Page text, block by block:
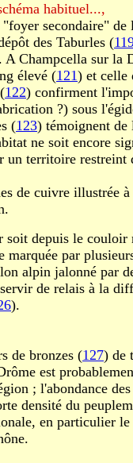
habituel...,
secondaire"
des Taburles (
A Champcella sur la
élevé (121) et celle
122) confirment
?) sous
(123) témoignent de
ne soit encore
un territoire restreint
de cuivre illustrée
depuis le couloir
par
alpin jalonné par
de relais à la
).
de bronzes (127) de
est
; l'abondance
densité du
en particulier